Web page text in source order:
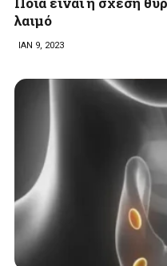
λαιμό
ΙΑΝ 9, 2023